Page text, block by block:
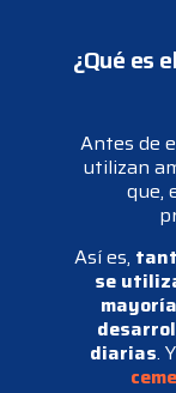
¿Qué es
Antes de
utilizan
que,
Así es,
se
diarias.